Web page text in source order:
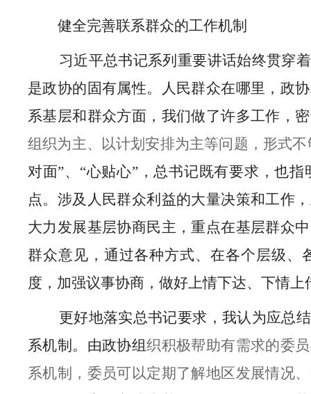
健全完善联系群众的工作机制
习近平总书记系列重要讲话始终贯穿
是政协的固有属性。人民群众在哪里，政
系基层和群众方面，我们做了许多工作，
组织为主、以计划安排为主等问题，形式
对面”、“心贴心”，总书记既有要求，也
点。涉及人民群众利益的大量决策和工作
大力发展基层协商民主，重点在基层群众
群众意见，通过各种方式、在各个层级
度，加强议事协商，做好上情下达、下情
更好地落实总书记要求，我认为应总
系机制。由政协组织积极帮助有需求的委
系机制，委员可以定期了解地区发展情况